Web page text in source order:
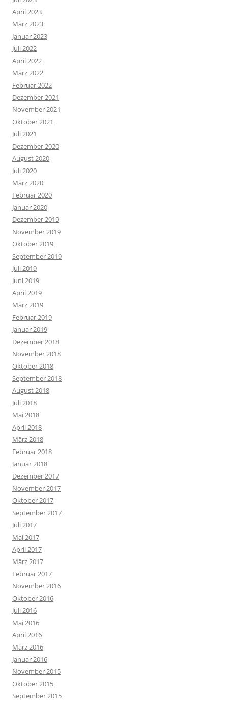
April 2023
März 2023
Januar 2023
Juli 2022
April 2022
März 2022
Februar 2022
Dezember 2021
November 2021
Oktober 2021
Juli 2021
Dezember 2020
August 2020
Juli 2020
März 2020
Februar 2020
Januar 2020
Dezember 2019
November 2019
Oktober 2019
September 2019
Juli 2019
Juni 2019
April 2019
März 2019
Februar 2019
Januar 2019
Dezember 2018
November 2018
Oktober 2018
September 2018
August 2018
Juli 2018
Mai 2018
April 2018
März 2018
Februar 2018
Januar 2018
Dezember 2017
November 2017
Oktober 2017
September 2017
Juli 2017
Mai 2017
April 2017
März 2017
Februar 2017
November 2016
Oktober 2016
Juli 2016
Mai 2016
April 2016
März 2016
Januar 2016
November 2015
Oktober 2015
September 2015